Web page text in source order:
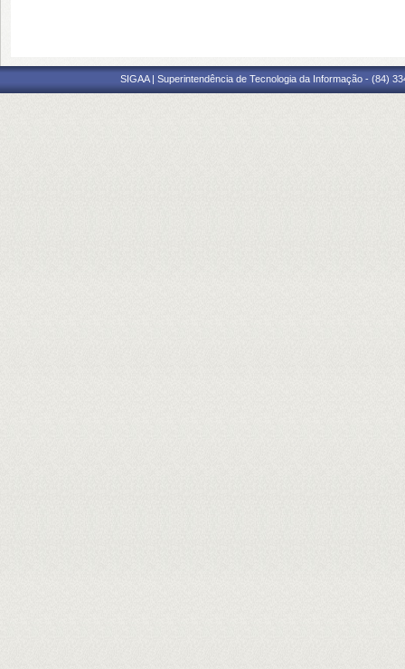
SIGAA | Superintendência de Tecnologia da Informação - (84)